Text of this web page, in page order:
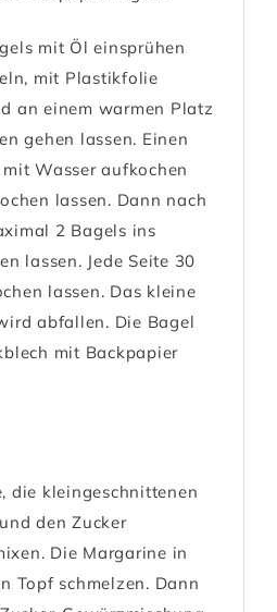
mit Öl einsprühen
mit Plastikfolie
an einem warmen Platz
gehen lassen. Einen
Wasser aufkochen
lassen. Dann nach
2 Bagels ins
lassen. Jede Seite 30
lassen. Das kleine
abfallen. Die Bagel
mit Backpapier
die kleingeschnittenen
den Zucker
Die Margarine in
Topf schmelzen. Dann